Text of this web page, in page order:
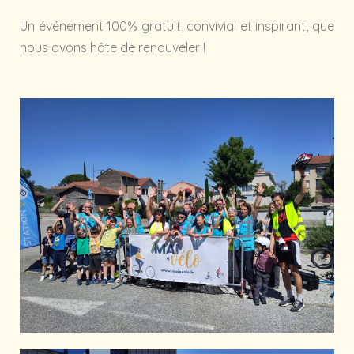
Un événement 100% gratuit, convivial et inspirant, que
nous avons hâte de renouveler !